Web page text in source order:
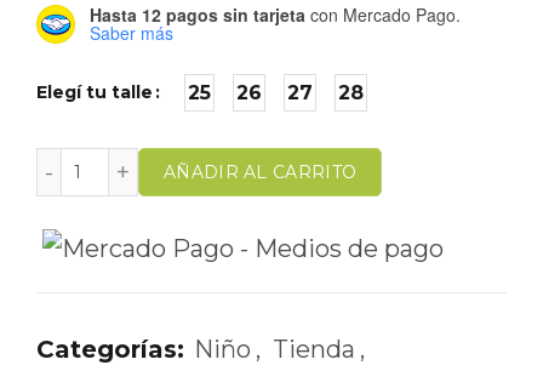
Hasta 12 pagos sin tarjeta con Mercado Pago.
Saber más
Elegí tu talle 25 26 27 28
AÑADIR AL CARRITO
Categorías: Niño , Tienda ,